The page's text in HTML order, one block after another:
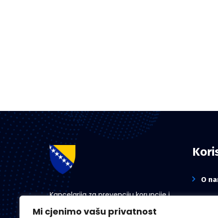
Mi cjenimo vašu privatnost
Kancelarija za prevenciju korupcije i
koordinaciju aktivnosti na suzbijanju
O